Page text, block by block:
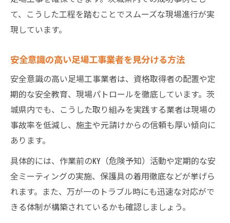
て、こうした工程を踏むことでスムーズな現場進行が実
現しています。
安全意識の高い足場工事業者を見分ける方法
安全意識の高い足場工事業者は、資格取得者の配置や定
期的な安全教育、現場パトロールを徹底しています。茨
城県内でも、こうした取り組みを実践する業者は現場の
事故率を低減し、施主や元請けからの信頼も厚い傾向に
あります。
具体的には、作業前のKY（危険予知）活動や定期的な安
全ミーティングの実施、保護具の着用徹底などが挙げら
れます。また、万が一のトラブル時にも迅速な対応がで
きる体制が構築されているかも確認しましょう。